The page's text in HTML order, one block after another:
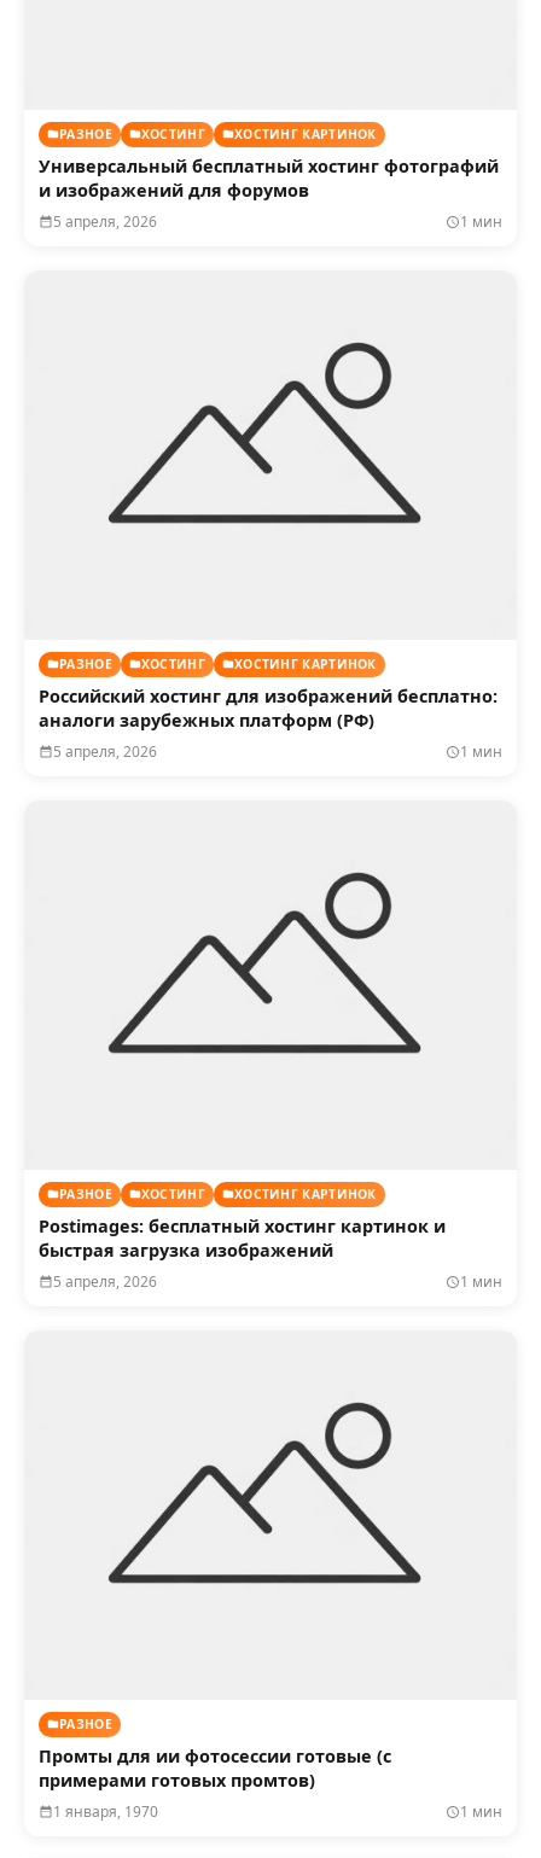
РАЗНОЕ ХОСТИНГ ХОСТИНГ КАРТИНОК
Универсальный бесплатный хостинг фотографий
и изображений для форумов
5 апреля, 2026 1 мин
РАЗНОЕ ХОСТИНГ ХОСТИНГ КАРТИНОК
Российский хостинг для изображений бесплатно:
аналоги зарубежных платформ (РФ)
5 апреля, 2026 1 мин
РАЗНОЕ ХОСТИНГ ХОСТИНГ КАРТИНОК
Postimages: бесплатный хостинг картинок и
быстрая загрузка изображений
5 апреля, 2026 1 мин
РАЗНОЕ
Промты для ии фотосессии готовые (с
примерами готовых промтов)
1 января, 1970 1 мин